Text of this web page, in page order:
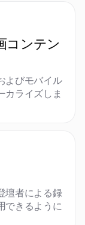
コンテン
よびモバイル
カライズしま
壇者による録
できるように